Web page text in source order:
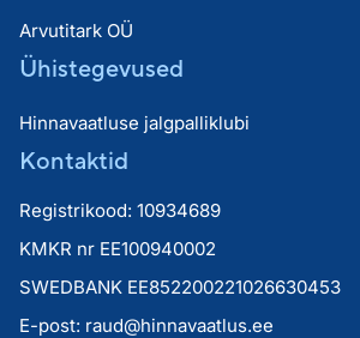
Arvutitark OÜ
Ühistegevused
Hinnavaatluse jalgpalliklubi
Kontaktid
Registrikood: 10934689
KMKR nr EE100940002
SWEDBANK EE852200221026630453
E-post: raud@hinnavaatlus.ee